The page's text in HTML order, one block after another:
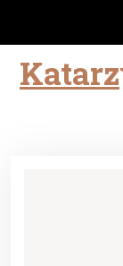
Skip